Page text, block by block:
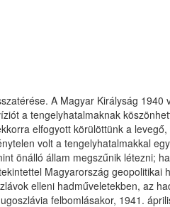
A Magyar Királyság
a tengelyhatalmaknak
elfogyott körülöttünk a
volt a tengelyhatalmakkal
önálló állam megszűnik
Magyarország
elleni hadműveletekben, az
felbomlásakor, 1941.